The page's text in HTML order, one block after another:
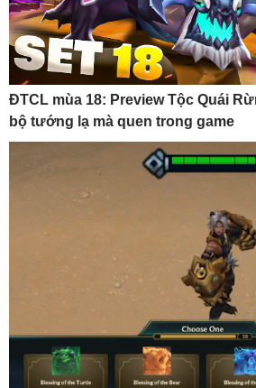
ĐTCL mùa 18: Preview Tộc Quái
bộ tướng lạ mà quen trong game